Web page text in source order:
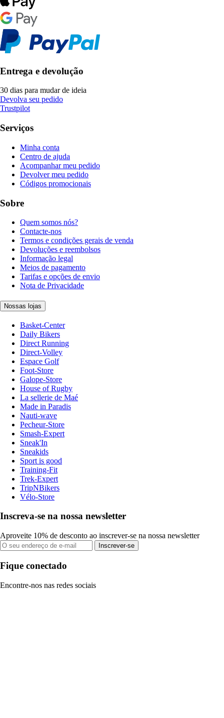
Entrega e devolução
30 dias para mudar de ideia
Devolva seu pedido
Trustpilot
Serviços
Minha conta
Centro de ajuda
Acompanhar meu pedido
Devolver meu pedido
Códigos promocionais
Sobre
Quem somos nós?
Contacte-nos
Termos e condições gerais de venda
Devoluções e reembolsos
Informação legal
Meios de pagamento
Tarifas e opções de envio
Nota de Privacidade
Nossas lojas
Basket-Center
Daily Bikers
Direct Running
Direct-Volley
Espace Golf
Foot-Store
Galope-Store
House of Rugby
La sellerie de Maé
Made in Paradis
Nauti-wave
Pecheur-Store
Smash-Expert
Sneak'In
Sneakids
Sport is good
Training-Fit
Trek-Expert
TripNBikers
Vélo-Store
Inscreva-se na nossa newsletter
Aproveite 10% de desconto ao inscrever-se na nossa newsletter
Inscrever-se
Fique conectado
Encontre-nos nas redes sociais